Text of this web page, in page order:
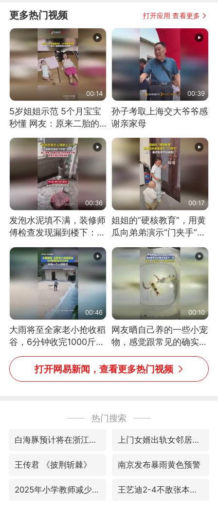
更多热门视频 打开应用 查看更多
00:14
5岁姐姐示范 5个月宝宝
秒懂 网友：原来二胎的
快乐长这样
00:39
孙子考取上海交大爷爷感
谢亲家母
00:36
发泡水泥填不满，装修师
傅检查发现漏到楼下：出
风口未延伸到外墙
00:17
姐姐的“硬核教育”，用黄
瓜向弟弟演示“门夹手”，
网友：果然言传不如身
教！
00:46
大雨将至全家老小抢收稻
谷，6分钟收完1000斤，
没有一个人掉链子
00:10
网友晒自己养的一些小宠
物，感觉跟常见的确实有
些不一样
打开网易新闻，查看更多热门视频
热门搜索
白海豚预计将在浙江苍南到三门一带登陆 上门女婿出轨女邻居多年被判重婚罪
王传君 《披荆斩棘》 南京发布暴雨黄色预警
2025年小学教师减少13.19万 王艺迪2-4不敌张本美和止步4强